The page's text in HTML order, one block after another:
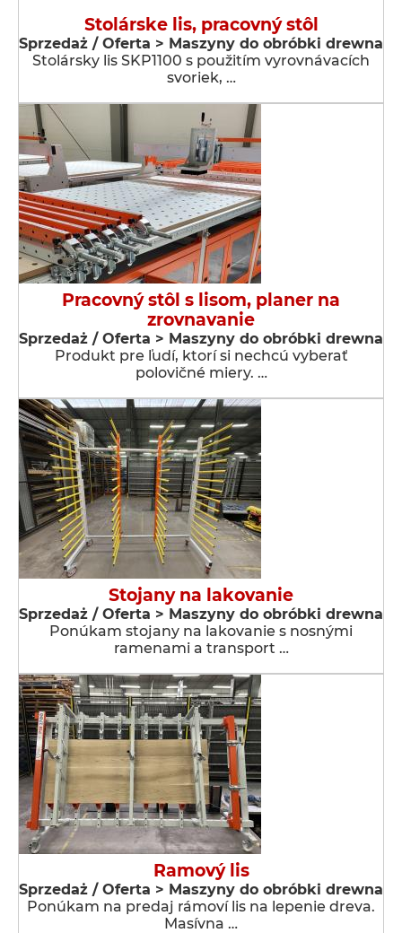
Stolárske lis, pracovný stôl
Sprzedaż / Oferta > Maszyny do obróbki drewna
Stolársky lis SKP1100 s použitím vyrovnávacích
svoriek, …
Pracovný stôl s lisom, planer na
zrovnavanie
Sprzedaż / Oferta > Maszyny do obróbki drewna
Produkt pre ľudí, ktorí si nechcú vyberať
polovičné miery. …
Stojany na lakovanie
Sprzedaż / Oferta > Maszyny do obróbki drewna
Ponúkam stojany na lakovanie s nosnými
ramenami a transport …
Ramový lis
Sprzedaż / Oferta > Maszyny do obróbki drewna
Ponúkam na predaj rámoví lis na lepenie dreva.
Masívna …